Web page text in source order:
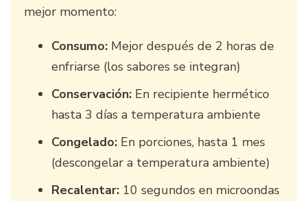
mejor momento:
Consumo: Mejor después de 2 horas de
enfriarse (los sabores se integran)
Conservación: En recipiente hermético
hasta 3 días a temperatura ambiente
Congelado: En porciones, hasta 1 mes
(descongelar a temperatura ambiente)
Recalentar: 10 segundos en microondas